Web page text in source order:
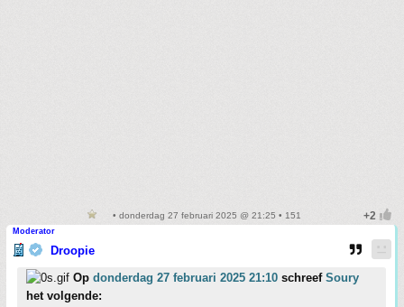
• donderdag 27 februari 2025 @ 21:25 • 151
Moderator
Droopie
Op donderdag 27 februari 2025 21:10 schreef Soury
het volgende: